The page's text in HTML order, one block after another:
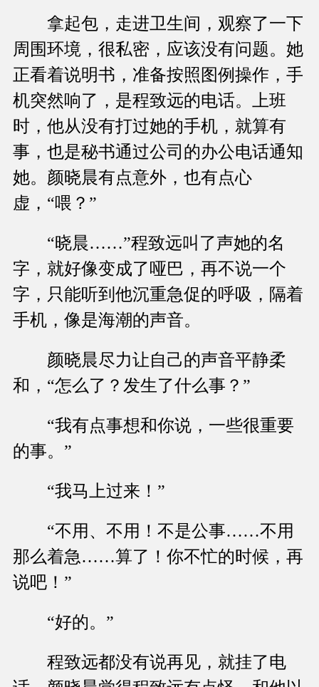
拿起包，走进卫生间，观察了一下
周围环境，很私密，应该没有问题。她
正看着说明书，准备按照图例操作，手
机突然响了，是程致远的电话。上班
时，他从没有打过她的手机，就算有
事，也是秘书通过公司的办公电话通知
她。颜晓晨有点意外，也有点心
虚，“喂？”
“晓晨……”程致远叫了声她的名
字，就好像变成了哑巴，再不说一个
字，只能听到他沉重急促的呼吸，隔着
手机，像是海潮的声音。
颜晓晨尽力让自己的声音平静柔
和，“怎么了？发生了什么事？”
“我有点事想和你说，一些很重要
的事。”
“我马上过来！”
“不用、不用！不是公事……不用
那么着急……算了！你不忙的时候，再
说吧！”
“好的。”
程致远都没有说再见，就挂了电